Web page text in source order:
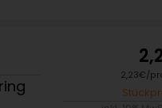
2,23€/